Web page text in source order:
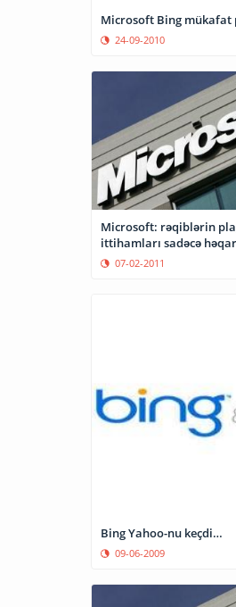
Microsoft Bing mükafat
24-09-2010
Microsoft: rəqiblərin
ittihamları sadəcə
07-02-2011
Bing Yahoo-nu keçdi…
09-06-2009